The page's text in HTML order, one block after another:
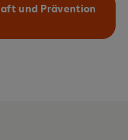
und Prävention